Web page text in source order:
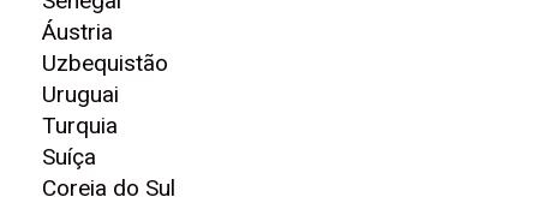
Áustria
Uzbequistão
Uruguai
Turquia
Suíça
Coreia do Sul